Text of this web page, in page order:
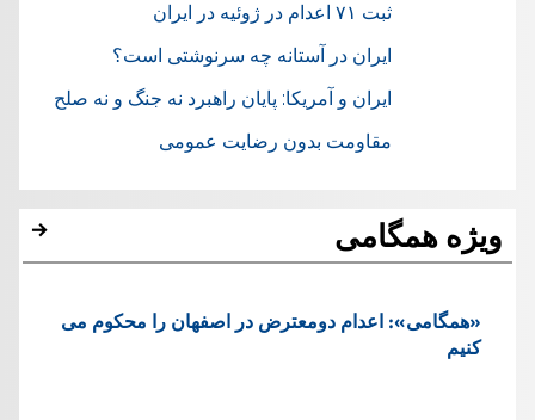
ثبت ۷۱ اعدام در ژوئيه در ایران
ایران در آستانه چه سرنوشتی است؟
ایران و آمریکا: پایان راهبرد نه جنگ و نه صلح
مقاومت بدون رضایت عمومی
ویژه همگامی
«همگامی»: اعدام دومعترض در اصفهان را محکوم می
کنیم